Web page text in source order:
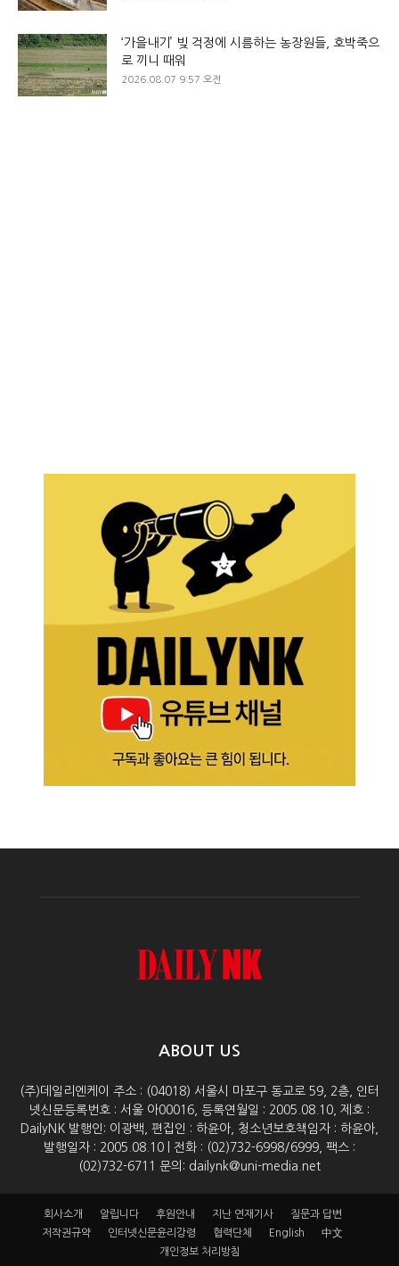
‘가을내기’ 빚 걱정에 시름하는 농장원들, 호박죽으
로 끼니 때워
2026.08.07 9:57 오전
ABOUT US
(주)데일리엔케이 주소 : (04018) 서울시 마포구 동교로 59, 2층, 인터
넷신문등록번호 : 서울 아00016, 등록연월일 : 2005.08.10, 제호 :
DailyNK 발행인: 이광백, 편집인 : 하윤아, 청소년보호책임자 : 하윤아,
발행일자 : 2005.08.10 | 전화 : (02)732-6998/6999, 팩스 :
(02)732-6711 문의: dailynk@uni-media.net
회사소개 알립니다 후원안내 지난 연재기사
질문과 답변
저작권규약
인터넷신문윤리강령 협력단체 English
中文
개인정보 처리방침